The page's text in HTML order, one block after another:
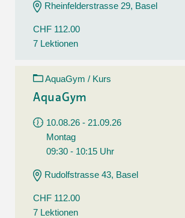
Rheinfelderstrasse 29, Basel
CHF 112.00
7 Lektionen
AquaGym / Kurs
AquaGym
10.08.26 - 21.09.26
Montag
09:30 - 10:15 Uhr
Rudolfstrasse 43, Basel
CHF 112.00
7 Lektionen